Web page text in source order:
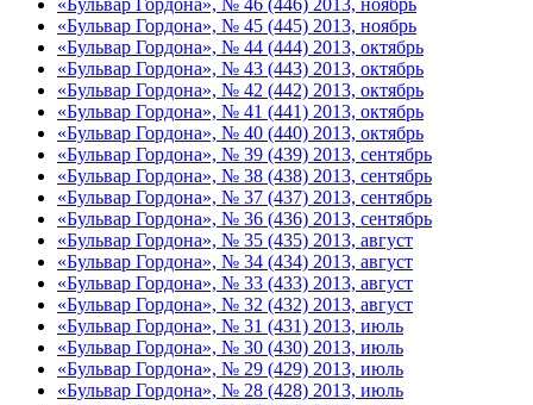
«Бульвар Гордона», № 45 (445) 2013, ноябрь
«Бульвар Гордона», № 44 (444) 2013, октябрь
«Бульвар Гордона», № 43 (443) 2013, октябрь
«Бульвар Гордона», № 42 (442) 2013, октябрь
«Бульвар Гордона», № 41 (441) 2013, октябрь
«Бульвар Гордона», № 40 (440) 2013, октябрь
«Бульвар Гордона», № 39 (439) 2013, сентябрь
«Бульвар Гордона», № 38 (438) 2013, сентябрь
«Бульвар Гордона», № 37 (437) 2013, сентябрь
«Бульвар Гордона», № 36 (436) 2013, сентябрь
«Бульвар Гордона», № 35 (435) 2013, август
«Бульвар Гордона», № 34 (434) 2013, август
«Бульвар Гордона», № 33 (433) 2013, август
«Бульвар Гордона», № 32 (432) 2013, август
«Бульвар Гордона», № 31 (431) 2013, июль
«Бульвар Гордона», № 30 (430) 2013, июль
«Бульвар Гордона», № 29 (429) 2013, июль
«Бульвар Гордона», № 28 (428) 2013, июль